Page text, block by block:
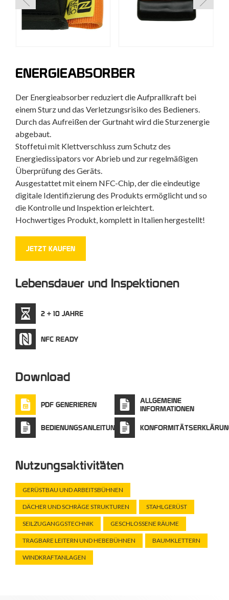
ENERGIEABSORBER
Der Energieabsorber reduziert die Aufprallkraft bei
einem Sturz und das Verletzungsrisiko des Bedieners.
Durch das Aufreißen der Gurtnaht wird die Sturzenergie
abgebaut.
Stoffetui mit Klettverschluss zum Schutz des
Energiedissipators vor Abrieb und zur regelmäßigen
Überprüfung des Geräts.
Ausgestattet mit einem NFC-Chip, der die eindeutige
digitale Identifizierung des Produkts ermöglicht und so
die Kontrolle und Inspektion erleichtert.
Hochwertiges Produkt, komplett in Italien hergestellt!
JETZT KAUFEN
Lebensdauer und Inspektionen
2 + 10 JAHRE
NFC READY
Download
PDF GENERIEREN
ALLGEMEINE
INFORMATIONEN
BEDIENUNGSANLEITUNG
Nutzungsaktivitäten
GERÜSTBAU UND ARBEITSBÜHNEN
DÄCHER UND SCHRÄGE STRUKTUREN STAHLGERÜST
SEILZUGANGGSTECHNIK GESCHLOSSENE RÄUME
TRAGBARE LEITERN UND HEBEBÜHNEN BAUMKLETTERN
WINDKRAFTANLAGEN